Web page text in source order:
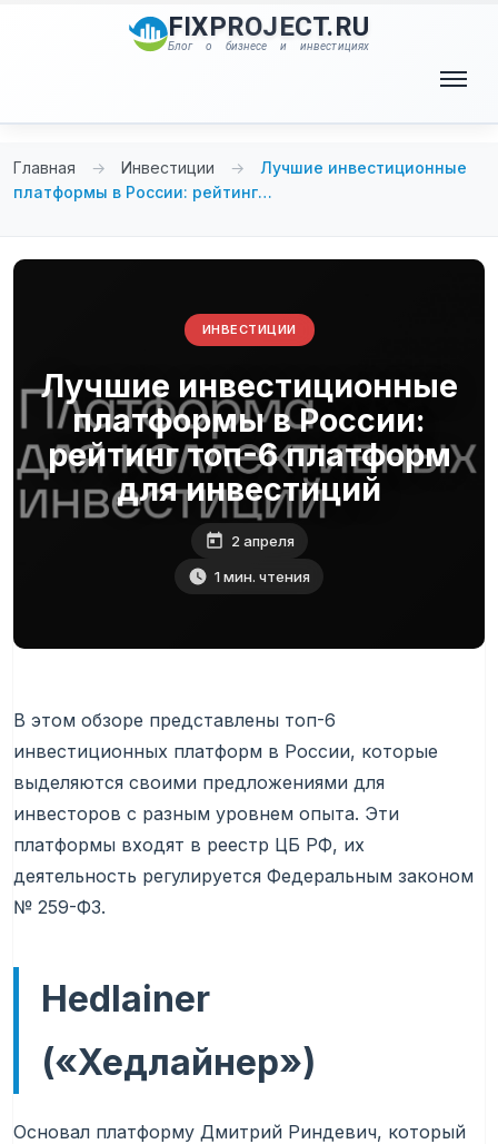
FIXPROJECT.RU
Блог о бизнесе и инвестициях
Главная → Инвестиции →
Лучшие инвестиционные
платформы в России: рейтинг…
ИНВЕСТИЦИИ
Лучшие инвестиционные
платформы в России:
рейтинг топ-6 платформ
для инвестиций
2 апреля
1 мин. чтения
В этом обзоре представлены топ-6
инвестиционных платформ в России, которые
выделяются своими предложениями для
инвесторов с разным уровнем опыта. Эти
платформы входят в реестр ЦБ РФ, их
деятельность регулируется Федеральным законом
№ 259-ФЗ.
Hedlainer
(«Хедлайнер»)
Основал платформу Дмитрий Риндевич, который